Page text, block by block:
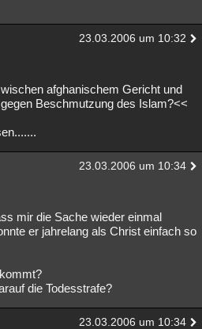
23.03.2006 um 10:32
afghanischem Gericht und
Beschmutzung des Islam?<<
23.03.2006 um 10:34
mir die Sache wieder einmal
er jahrelang als Christ einfach so
die Todesstrafe?
23.03.2006 um 10:34